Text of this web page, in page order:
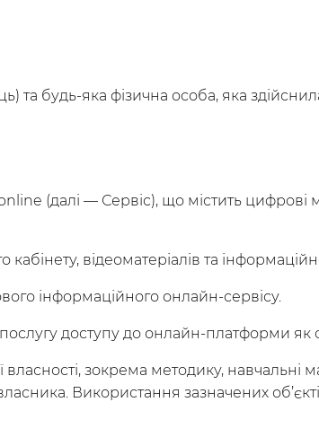
та будь-яка фізична особа, яка
(далі — Сервіс), що містить цифрові
відеоматеріалів та
інформаційного онлайн-сервісу.
доступу до онлайн-платформи
зокрема методику, навчальні
Використання зазначених